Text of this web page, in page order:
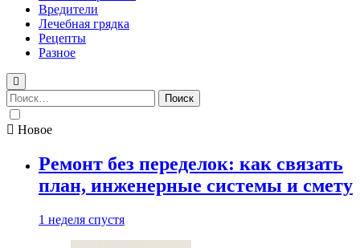
Вредители
Лечебная грядка
Рецепты
Разное
Найти:
Новое
Ремонт без переделок: как связать
план, инженерные системы и смету
1 неделя спустя